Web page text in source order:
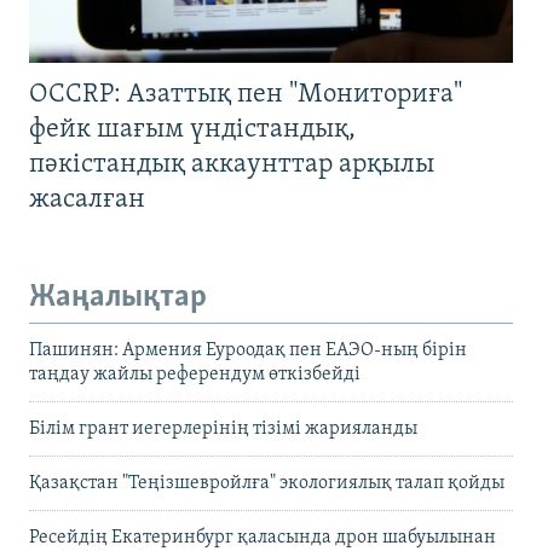
OCCRP: Азаттық пен "Мониториға"
фейк шағым үндістандық,
пәкістандық аккаунттар арқылы
жасалған
Жаңалықтар
Пашинян: Армения Еуроодақ пен ЕАЭО-ның бірін
таңдау жайлы референдум өткізбейді
Білім грант иегерлерінің тізімі жарияланды
Қазақстан "Теңізшевройлға" экологиялық талап қойды
Ресейдің Екатеринбург қаласында дрон шабуылынан